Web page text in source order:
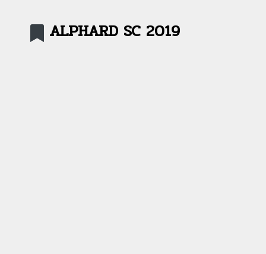
ALPHARD SC 2019